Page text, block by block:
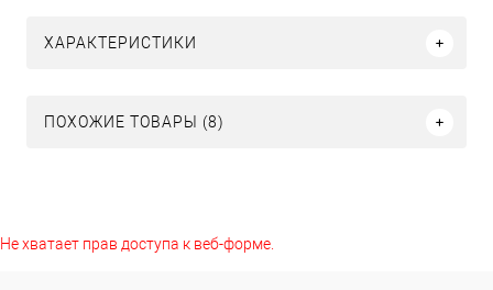
ХАРАКТЕРИСТИКИ
ПОХОЖИЕ ТОВАРЫ (8)
Не хватает прав доступа к веб-форме.